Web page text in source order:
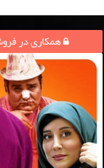
همکاری در فروش